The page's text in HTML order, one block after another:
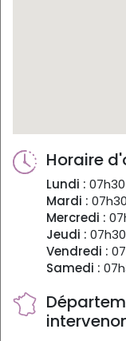
Horaire
Lundi :
Mardi :
Mercredi :
Jeudi :
Vendredi :
Samedi :